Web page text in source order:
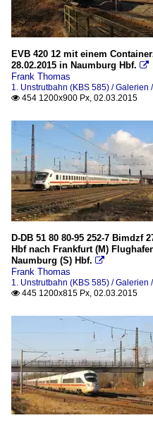
EVB 420 12 mit einem
28.02.2015 in Naumburg Hbf. 
Frank Thomas
1. Unstrutbahn (KBS 585) /
 454 1200x900 Px, 02.03.2015
D-DB 51 80 80-95 252-7 Bimdzf
Hbf nach Frankfurt (M)
Naumburg (S) Hbf. 
Frank Thomas
1. Unstrutbahn (KBS 585) /
 445 1200x815 Px, 02.03.2015